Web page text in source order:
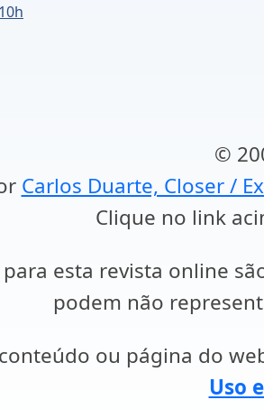
©
Carlos Duarte, Closer /
Clique no link
esta revista online
podem não
ou página do
Uso